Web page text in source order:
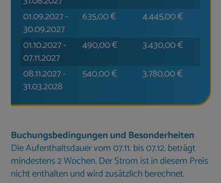
01.09.2027-
30.09.2027
635,00€ 4.445,00€
01.10.2027-
07.11.2027
490,00€ 3.430,00€
08.11.2027-
31.03.2028
540,00€ 3.780,00€
Buchungsbedingungen und Besonderheiten
Die Aufenthaltsdauer vom 07.11. bis 07.12. beträgt
mindestens 2 Wochen. Der Strom ist in diesem Preis
nicht enthalten und wird zusätzlich berechnet.